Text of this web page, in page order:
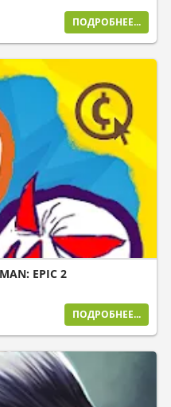
ПОДРОБНЕЕ...
EPIC 2
ПОДРОБНЕЕ...